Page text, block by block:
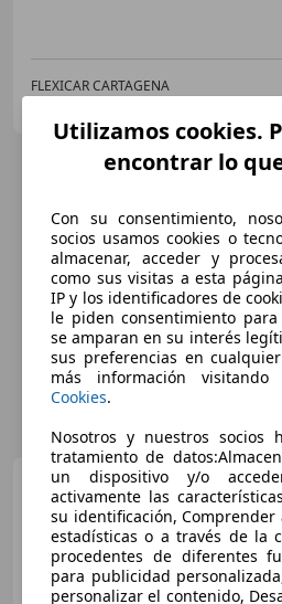
FLEXICAR CARTAGENA
€
Utilizamos cookies.
encontrar lo
Con su consentimiento,
socios usamos cookies o
almacenar, acceder y
como sus visitas a esta
IP y los identificadores de
le piden consentimiento
se amparan en su interés
sus preferencias en
más información visitando
Cookies.
Nosotros y nuestros socios
tratamiento de
un dispositivo y/o
activamente las
su identificación,
estadísticas o a través de la
procedentes de diferentes
para publicidad
personalizar el contenido,